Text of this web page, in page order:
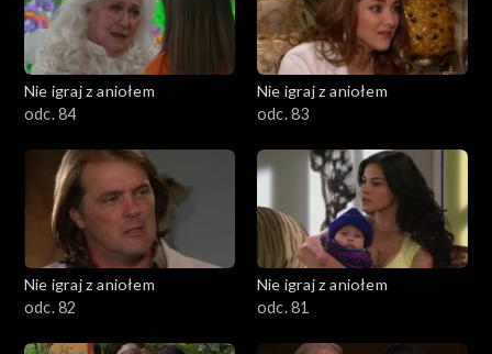
Nie igraj z aniołem
odc. 84
Nie igraj z aniołem
odc. 83
Nie igraj z aniołem
odc. 82
Nie igraj z aniołem
odc. 81